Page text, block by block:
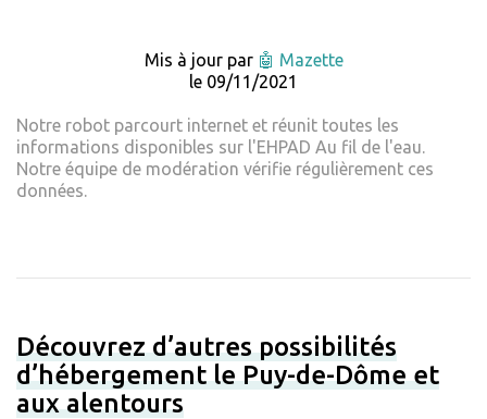
Mis à jour par 🤖 Mazette
le 09/11/2021
Notre robot parcourt internet et réunit toutes les
informations disponibles sur l'EHPAD Au fil de l'eau.
Notre équipe de modération vérifie régulièrement ces
données.
Découvrez d’autres possibilités
d’hébergement le Puy-de-Dôme et
aux alentours